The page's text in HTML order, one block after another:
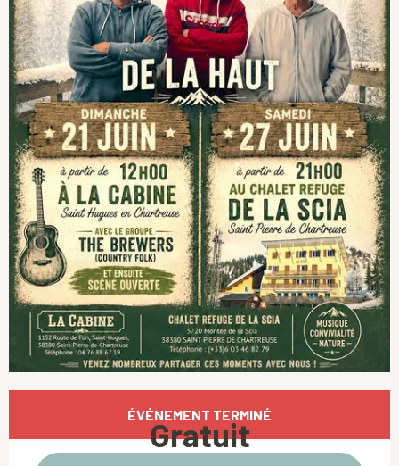
Ouverture et coordonnées
ÉVÉNEMENT TERMINÉ
Gratuit